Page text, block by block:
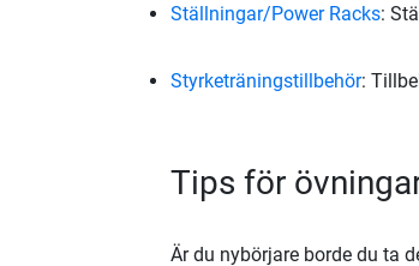
Ställningar/Power Racks:
Styrketräningstillbehör:
Tips för
Är du nybörjare borde du ta